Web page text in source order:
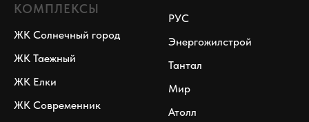
КОМПЛЕКСЫ
ЖК Солнечный город
ЖК Таежный
ЖК Елки
ЖК Современник
РУС
Энергожилстрой
Тантал
Мир
Атолл